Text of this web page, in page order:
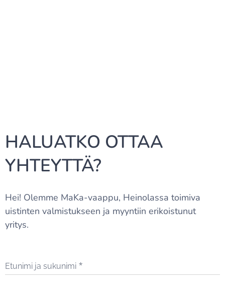
HALUATKO OTTAA
YHTEYTTÄ?
Hei! Olemme MaKa-vaappu, Heinolassa toimiva
uistinten valmistukseen ja myyntiin erikoistunut
yritys.
Etunimi ja sukunimi